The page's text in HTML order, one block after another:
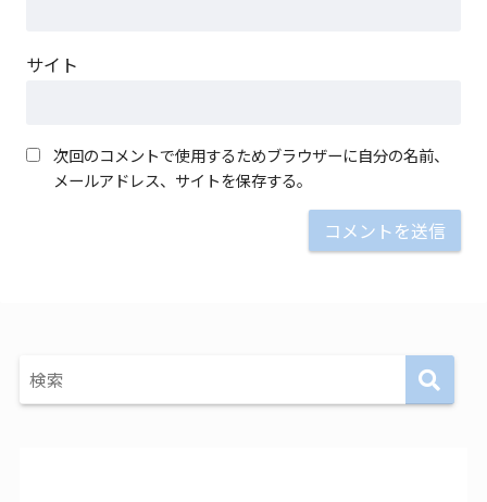
サイト
次回のコメントで使用するためブラウザーに自分の名前、
メールアドレス、サイトを保存する。